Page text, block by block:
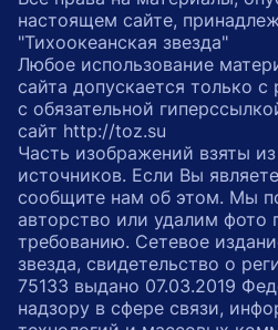
настоящем сайте,
"Тихоокеанская звезда"
Любое использование
сайта допускается только
с обязательной
сайт http://toz.su
Часть изображений взяты
источников. Если Вы
сообщите нам об этом. Мы
авторство или удалим фото
требованию. Сетевое
звезда, свидетельство о
75133 выдано 07.03.2019
надзору в сфере связи,